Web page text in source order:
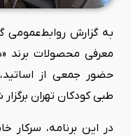
به گزارش روابط‌عمومی
حضور جمعی از
طبی کودکان تهران
در این برنامه،